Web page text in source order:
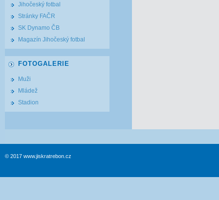
Jihočeský fotbal
Stránky FAČR
SK Dynamo ČB
Magazín Jihočeský fotbal
FOTOGALERIE
Muži
Mládež
Stadion
© 2017 www.jiskratrebon.cz